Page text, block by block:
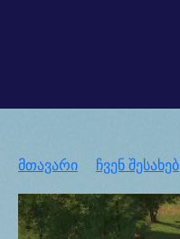
მთავარი ჩვენ შესახებ